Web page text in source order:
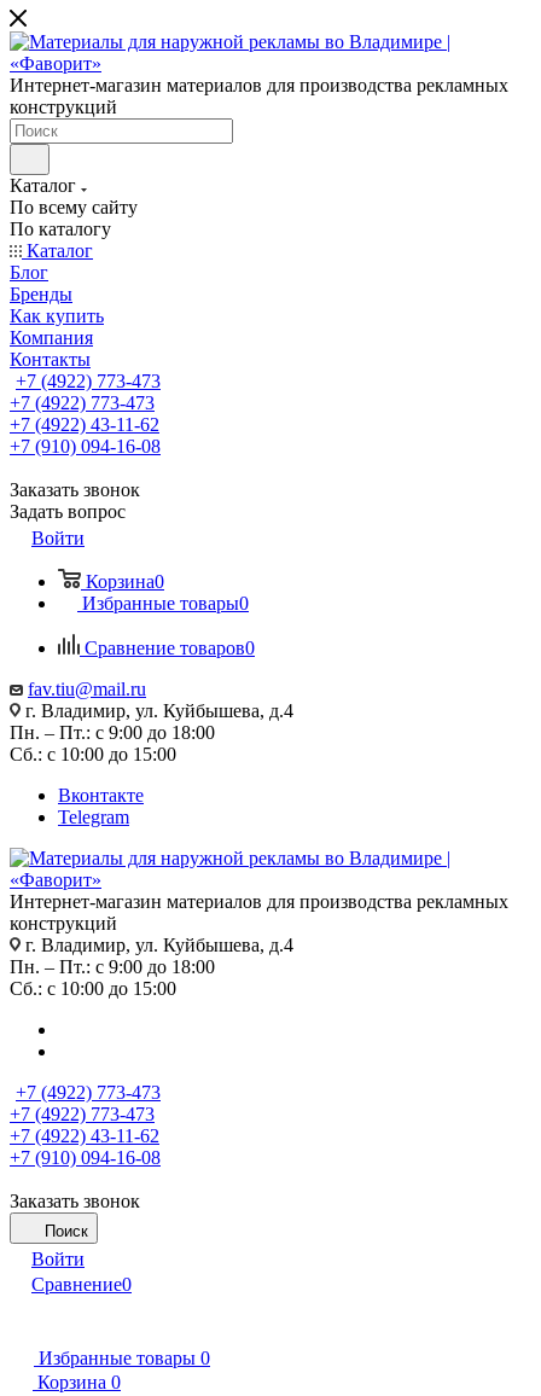
Интернет-магазин материалов для производства рекламных
конструкций
Каталог
По всему сайту
По каталогу
Каталог
Блог
Бренды
Как купить
Компания
Контакты
+7 (4922) 773-473
+7 (4922) 773-473
+7 (4922) 43-11-62
+7 (910) 094-16-08
Заказать звонок
Задать вопрос
Войти
Корзина0
Избранные товары0
Сравнение товаров0
fav.tiu@mail.ru
г. Владимир, ул. Куйбышева, д.4
Пн. – Пт.: с 9:00 до 18:00
Сб.: с 10:00 до 15:00
Вконтакте
Telegram
Интернет-магазин материалов для производства рекламных
конструкций
г. Владимир, ул. Куйбышева, д.4
Пн. – Пт.: с 9:00 до 18:00
Сб.: с 10:00 до 15:00
+7 (4922) 773-473
+7 (4922) 773-473
+7 (4922) 43-11-62
+7 (910) 094-16-08
Заказать звонок
Поиск
Войти
Сравнение0
Избранные товары 0
Корзина 0